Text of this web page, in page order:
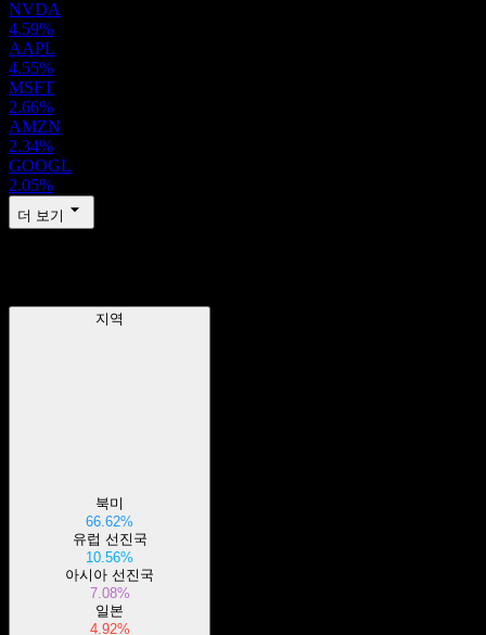
NVDA
4.59%
AAPL
4.55%
MSFT
2.66%
AMZN
2.34%
GOOGL
2.05%
더 보기
지역
북미
66.62%
유럽 선진국
10.56%
아시아 선진국
7.08%
일본
4.92%